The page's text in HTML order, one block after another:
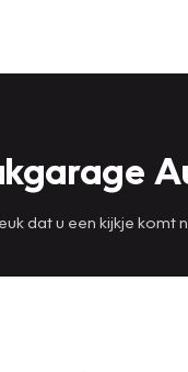
dat u een kijkje komt